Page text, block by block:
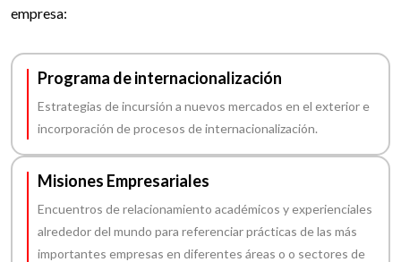
empresa:
Programa de internacionalización
Estrategias de incursión a nuevos mercados en el exterior e
incorporación de procesos de internacionalización.
Misiones Empresariales
Encuentros de relacionamiento académicos y experienciales
alrededor del mundo para referenciar prácticas de las más
importantes empresas en diferentes áreas o o sectores de